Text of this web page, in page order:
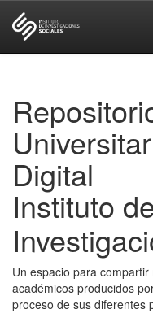
Digital
Instituto
Un espacio para
académicos producidos
proceso de sus diferentes